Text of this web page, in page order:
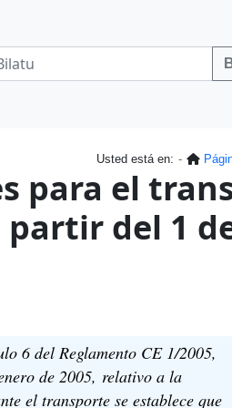
Usted está en:
para el
del 1
6 del Reglamento CE 1/2005,
de 2005, relativo a la
el transporte se establece que